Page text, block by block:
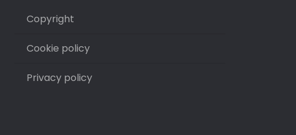
Copyright
Cookie policy
Privacy policy